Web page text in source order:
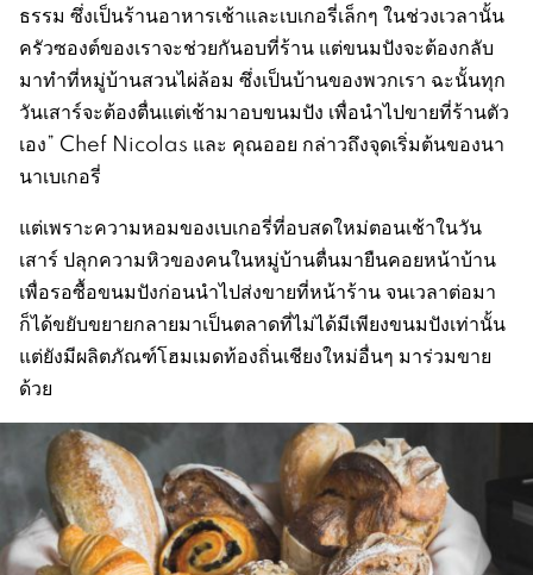
ธรรม ซึ่งเป็นร้านอาหารเช้าและเบเกอรี่เล็กๆ ในช่วงเวลานั้น
ครัวซองต์ของเราจะช่วยกันอบที่ร้าน แต่ขนมปังจะต้องกลับ
มาทำที่หมู่บ้านสวนไผ่ล้อม ซึ่งเป็นบ้านของพวกเรา ฉะนั้นทุก
วันเสาร์จะต้องตื่นแต่เช้ามาอบขนมปัง เพื่อนำไปขายที่ร้านตัว
เอง” Chef Nicolas และ คุณออย กล่าวถึงจุดเริ่มต้นของนา
นาเบเกอรี่
แต่เพราะความหอมของเบเกอรี่ที่อบสดใหม่ตอนเช้าในวัน
เสาร์ ปลุกความหิวของคนในหมู่บ้านตื่นมายืนคอยหน้าบ้าน
เพื่อรอซื้อขนมปังก่อนนำไปส่งขายที่หน้าร้าน จนเวลาต่อมา
ก็ได้ขยับขยายกลายมาเป็นตลาดที่ไม่ได้มีเพียงขนมปังเท่านั้น
แต่ยังมีผลิตภัณฑ์โฮมเมดท้องถิ่นเชียงใหม่อื่นๆ มาร่วมขาย
ด้วย